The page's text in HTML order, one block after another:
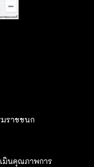
ราชชนก
มินคุณภาพการ